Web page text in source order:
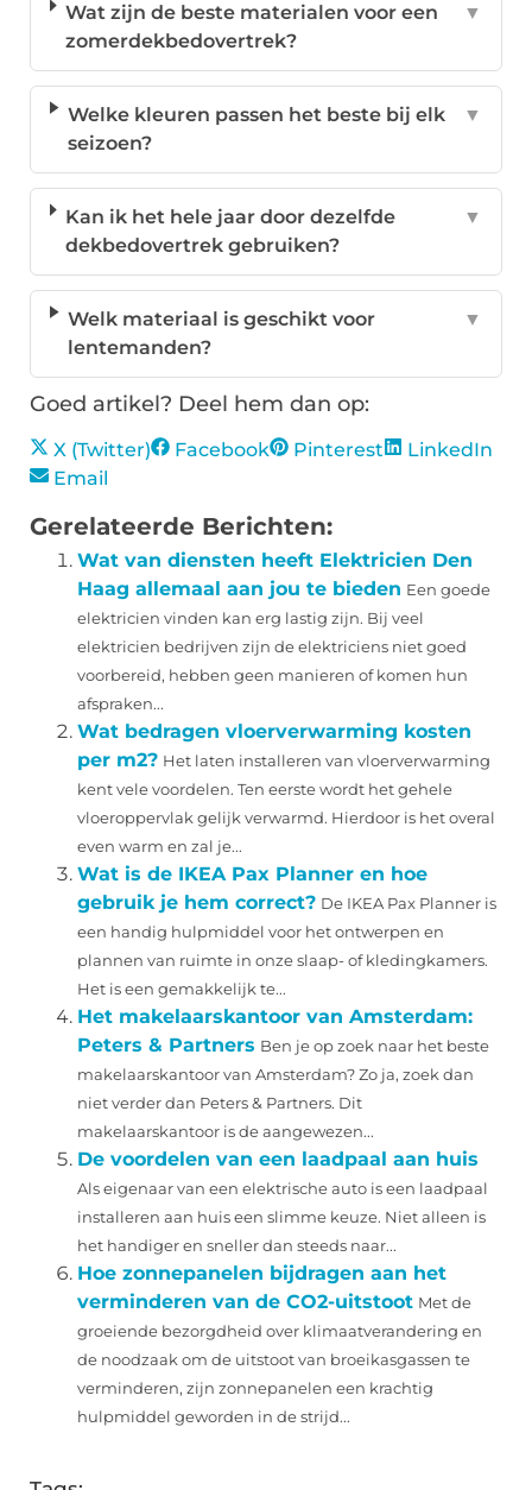
Wat zijn de beste materialen voor een
zomerdekbedovertrek?
▼
Welke kleuren passen het beste bij elk
seizoen?
▼
Kan ik het hele jaar door dezelfde
dekbedovertrek gebruiken?
▼
Welk materiaal is geschikt voor
lentemanden?
▼
Goed artikel? Deel hem dan op:
X (Twitter) Facebook Pinterest
LinkedIn
Email
Gerelateerde Berichten:
Wat van diensten heeft Elektricien Den
Haag allemaal aan jou te bieden Een goede
elektricien vinden kan erg lastig zijn. Bij veel
elektricien bedrijven zijn de elektriciens niet goed
voorbereid, hebben geen manieren of komen hun
afspraken...
Wat bedragen vloerverwarming kosten
per m2? Het laten installeren van vloerverwarming
kent vele voordelen. Ten eerste wordt het gehele
vloeroppervlak gelijk verwarmd. Hierdoor is het overal
even warm en zal je...
Wat is de IKEA Pax Planner en hoe
gebruik je hem correct? De IKEA Pax Planner is
een handig hulpmiddel voor het ontwerpen en
plannen van ruimte in onze slaap- of kledingkamers.
Het is een gemakkelijk te...
Het makelaarskantoor van Amsterdam:
Peters & Partners Ben je op zoek naar het beste
makelaarskantoor van Amsterdam? Zo ja, zoek dan
niet verder dan Peters & Partners. Dit
makelaarskantoor is de aangewezen...
De voordelen van een laadpaal aan huis
Als eigenaar van een elektrische auto is een laadpaal
installeren aan huis een slimme keuze. Niet alleen is
het handiger en sneller dan steeds naar...
Hoe zonnepanelen bijdragen aan het
verminderen van de CO2-uitstoot Met de
groeiende bezorgdheid over klimaatverandering en
de noodzaak om de uitstoot van broeikasgassen te
verminderen, zijn zonnepanelen een krachtig
hulpmiddel geworden in de strijd...